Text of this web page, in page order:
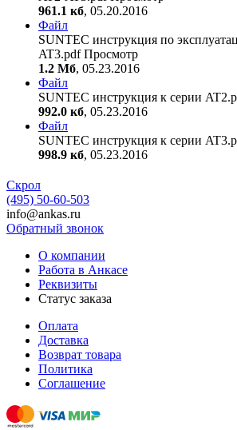
961.1 кб, 05.20.2016
Файл
SUNTEC инструкция по
AT3.pdf Просмотр
1.2 Мб, 05.23.2016
Файл
SUNTEC инструкция к серии
992.0 кб, 05.23.2016
Файл
SUNTEC инструкция к серии
998.9 кб, 05.23.2016
Скрол
(495) 50-60-503
info@ankas.ru
Обратный звонок
О компании
Работа в Анкасе
Реквизиты
Статус заказа
Оплата
Доставка
Возврат товара
Политика
Соглашение